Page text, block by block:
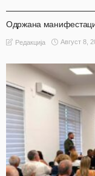
Одржана
Редакција Август 8,